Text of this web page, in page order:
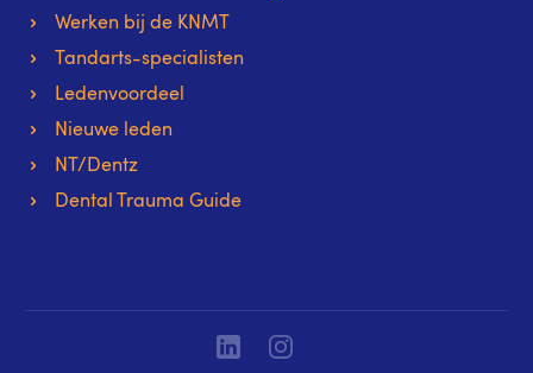
Werken bij de KNMT
Tandarts-specialisten
Ledenvoordeel
Nieuwe leden
NT/Dentz
Dental Trauma Guide
Linkedin